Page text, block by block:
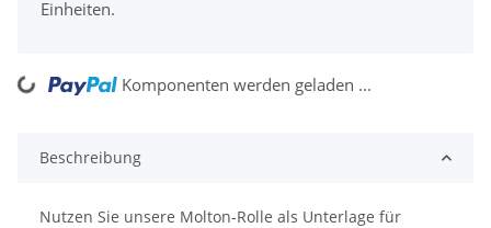
Einheiten.
Komponenten werden geladen ...
Beschreibung
Nutzen Sie unsere Molton-Rolle als Unterlage für